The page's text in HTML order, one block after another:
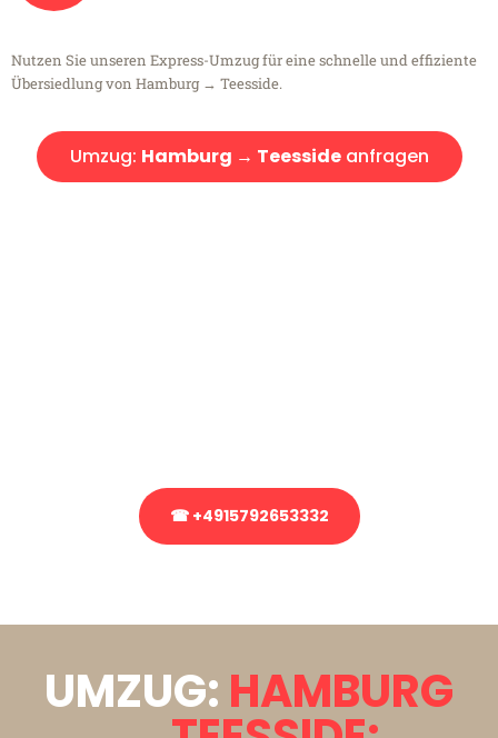
Nutzen Sie unseren Express-Umzug für eine schnelle und effiziente
Übersiedlung von Hamburg → Teesside.
Umzug: Hamburg → Teessideanfragen
☎ +4915792653332
UMZUG: HAMBURG